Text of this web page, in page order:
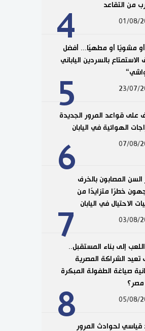
4
من التقاعد
01/08/
5
أو مشويًا أو مطهيًا... أفضل
بالسردين الياباني
23/07/
6
على قواعد المرور الجديدة
الهوائية في اليابان
07/08/
7
السن المصابون بالخرف
خطرًا متزايدًا من
الاحتيال في اليابان
03/08/
8
إلى بناء المستقبل..
تعيد الشراكة المصرية
صياغة الطفولة المبكرة
05/08/
قياسي لحوادث المرور